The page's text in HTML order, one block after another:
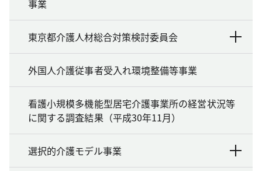
事業
東京都介護人材総合対策検討委員会
外国人介護従事者受入れ環境整備等事業
看護小規模多機能型居宅介護事業所の経営状況等
に関する調査結果（平成30年11月）
選択的介護モデル事業